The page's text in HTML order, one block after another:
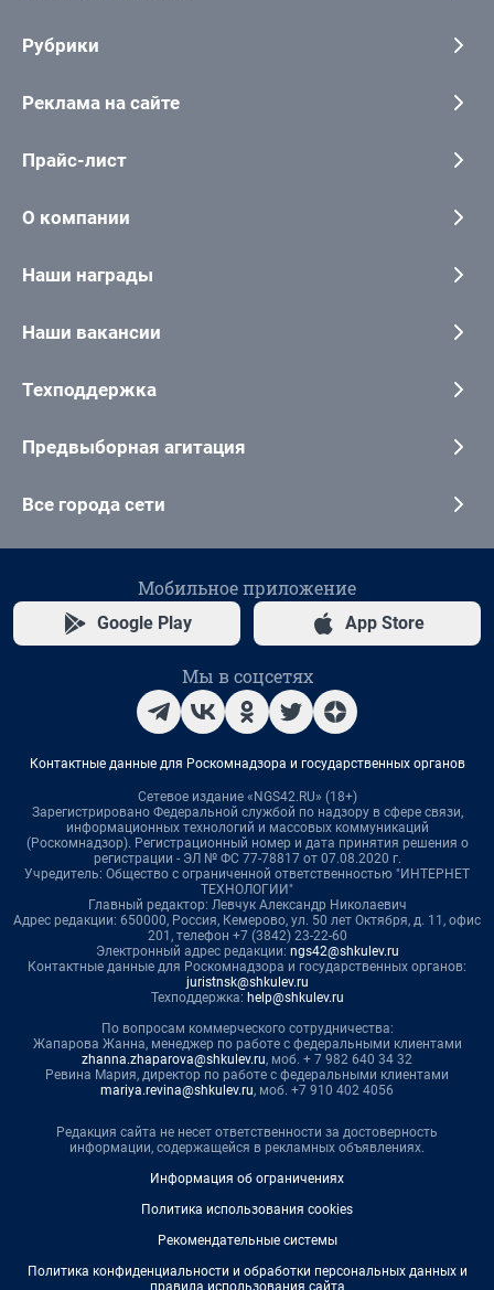
Рубрики
Реклама на сайте
Прайс-лист
О компании
Наши награды
Наши вакансии
Техподдержка
Предвыборная агитация
Все города сети
Мобильное приложение
Google Play App Store
Мы в соцсетях
Контактные данные для Роскомнадзора и государственных органов
Сетевое издание «NGS42.RU» (18+)
Зарегистрировано Федеральной службой по надзору в сфере связи,
информационных технологий и массовых коммуникаций
(Роскомнадзор). Регистрационный номер и дата принятия решения о
регистрации - ЭЛ № ФС 77-78817 от 07.08.2020 г.
Учредитель: Общество с ограниченной ответственностью "ИНТЕРНЕТ
ТЕХНОЛОГИИ"
Главный редактор: Левчук Александр Николаевич
Адрес редакции: 650000, Россия, Кемерово, ул. 50 лет Октября, д. 11, офис
201, телефон +7 (3842) 23-22-60
Электронный адрес редакции: ngs42@shkulev.ru
Контактные данные для Роскомнадзора и государственных органов:
juristnsk@shkulev.ru
Техподдержка: help@shkulev.ru
По вопросам коммерческого сотрудничества:
Жапарова Жанна, менеджер по работе с федеральными клиентами
zhanna.zhaparova@shkulev.ru, моб. + 7 982 640 34 32
Ревина Мария, директор по работе с федеральными клиентами
mariya.revina@shkulev.ru, моб. +7 910 402 4056
Редакция сайта не несет ответственности за достоверность
информации, содержащейся в рекламных объявлениях.
Информация об ограничениях
Политика использования cookies
Рекомендательные системы
Политика конфиденциальности и обработки персональных данных и
правила использования сайта